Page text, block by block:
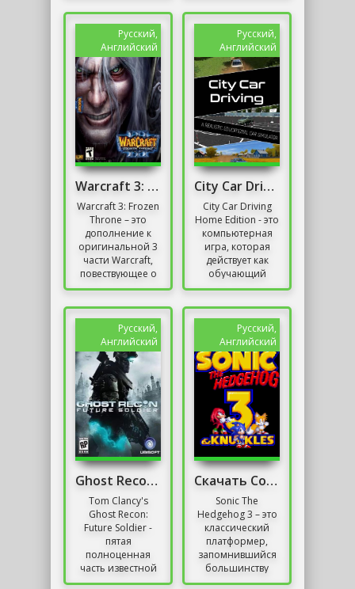
практически не
имеющим...
истории
электронных
развлечений -...
Русский,
Английский
Warcraft 3: Frozen Throne [v.1.26a] (2003) + DOTA
Warcraft 3: Frozen
Throne – это
дополнение к
оригинальной 3
части Warcraft,
повествующее о
продолжении
Артасом и
другими...
Русский,
Английский
City Car Driving
City Car Driving
Home Edition - это
компьютерная
игра, которая
действует как
обучающий
симулятор
Название
создано для
игроков,...
Русский,
Английский
Ghost Recon Механики
Tom Clancy's
Ghost Recon:
Future Soldier -
пятая
полноценная
часть известной
серии
Русский,
Английский
Скачать Соник 3
Sonic The
Hedgehog 3 – это
классический
платформер,
запомнившийся
большинству
пользователей